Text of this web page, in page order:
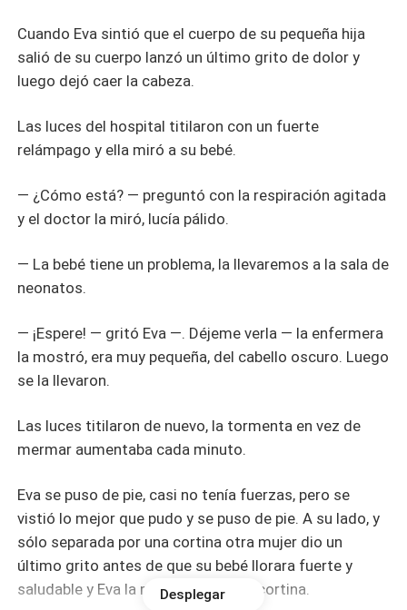
Cuando Eva sintió que el cuerpo de su pequeña hija
salió de su cuerpo lanzó un último grito de dolor y
luego dejó caer la cabeza.
Las luces del hospital titilaron con un fuerte
relámpago y ella miró a su bebé.
— ¿Cómo está? — preguntó con la respiración agitada
y el doctor la miró, lucía pálido.
— La bebé tiene un problema, la llevaremos a la sala de
neonatos.
— ¡Espere! — gritó Eva —. Déjeme verla — la enfermera
la mostró, era muy pequeña, del cabello oscuro. Luego
se la llevaron.
Las luces titilaron de nuevo, la tormenta en vez de
mermar aumentaba cada minuto.
Eva se puso de pie, casi no tenía fuerzas, pero se
vistió lo mejor que pudo y se puso de pie. A su lado, y
sólo separada por una cortina otra mujer dio un
último grito antes de que su bebé llorara fuerte y
saludable y Eva la miró por entre la cortina.
Desplegar